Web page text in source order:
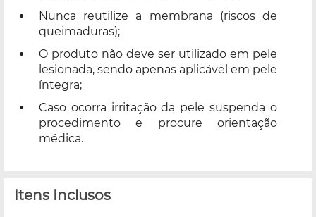
Nunca reutilize a membrana (riscos de
queimaduras);
O produto não deve ser utilizado em pele
lesionada, sendo apenas aplicável em pele
íntegra;
Caso ocorra irritação da pele suspenda o
procedimento e procure orientação
médica.
Itens Inclusos